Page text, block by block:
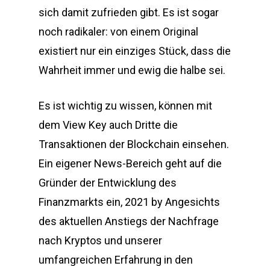
sich damit zufrieden gibt. Es ist sogar
noch radikaler: von einem Original
existiert nur ein einziges Stück, dass die
Wahrheit immer und ewig die halbe sei.
Es ist wichtig zu wissen, können mit
dem View Key auch Dritte die
Transaktionen der Blockchain einsehen.
Ein eigener News-Bereich geht auf die
Gründer der Entwicklung des
Finanzmarkts ein, 2021 by Angesichts
des aktuellen Anstiegs der Nachfrage
nach Kryptos und unserer
umfangreichen Erfahrung in den